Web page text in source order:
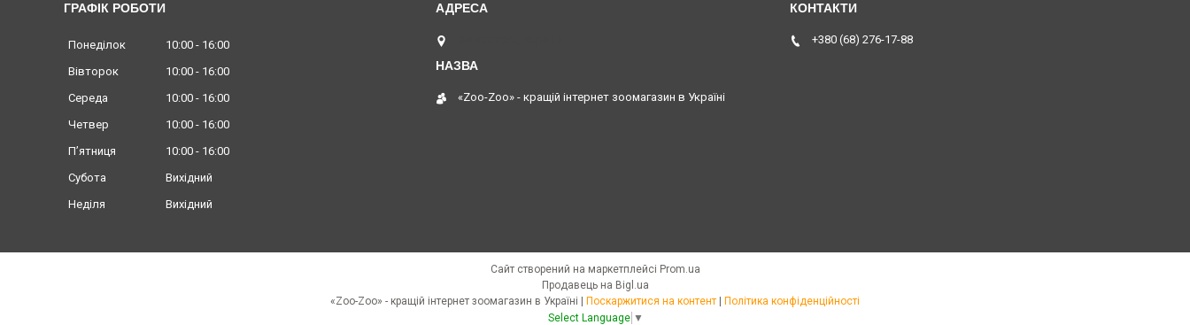
ГРАФІК РОБОТИ
Понеділок 10:00
16:00
Вівторок
10:00
16:00
Середа
10:00
16:00
Четвер
10:00
16:00
Пʼятниця
10:00
16:00
Субота
Вихідний
Неділя
Вихідний
«Zoo-Zoo» - кращій інтернет зоомагазин в Україні
+380 (68) 276-17-88
Сайт створений на маркетплейсі Prom.ua
Продавець на Bigl.ua
Поскаржитися на контент
Політика конфіденційності
Select Language ▼